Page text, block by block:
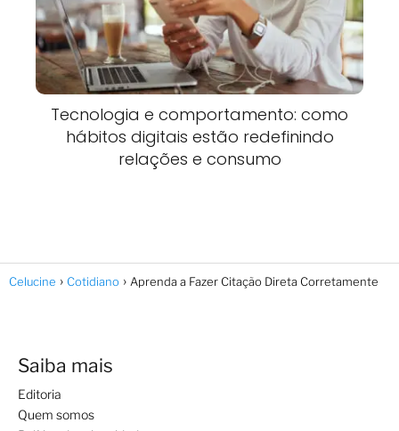
Tecnologia e comportamento: como
hábitos digitais estão redefinindo
relações e consumo
Celucine Cotidiano Aprenda a Fazer Citação Direta Corretamente
Saiba mais
Editoria
Quem somos